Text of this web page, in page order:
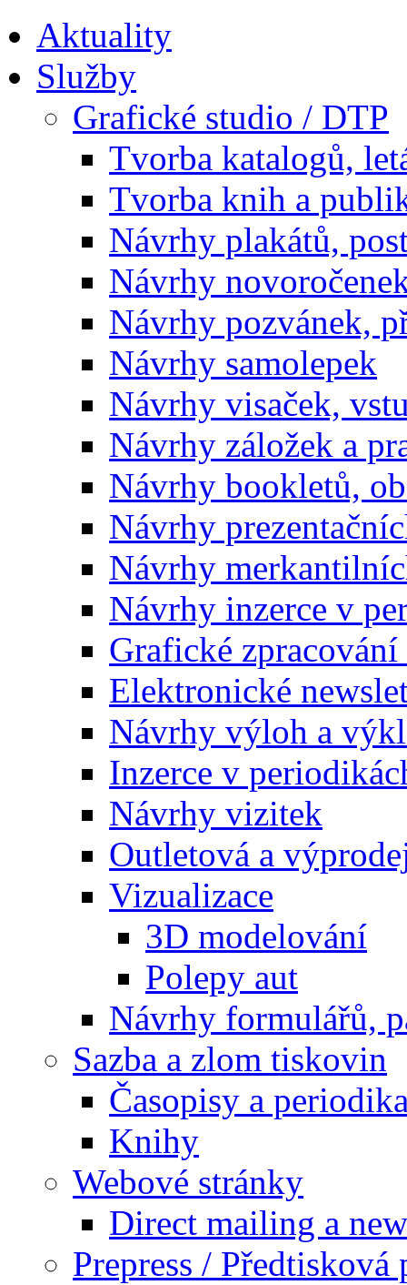
Aktuality
Služby
Grafické studio / DTP
Tvorba katalogů,
Tvorba knih a
Návrhy plakátů,
Návrhy
Návrhy pozvánek,
Návrhy samolepek
Návrhy visaček,
Návrhy záložek a
Návrhy bookletů,
Návrhy
Návrhy
Návrhy inzerce v
Grafické
Elektronické
Návrhy výloh a
Inzerce v
Návrhy vizitek
Outletová a
Vizualizace
3D modelování
Polepy aut
Návrhy formulářů,
Sazba a zlom tiskovin
Časopisy a
Knihy
Webové stránky
Direct mailing a
Prepress / Předtisková